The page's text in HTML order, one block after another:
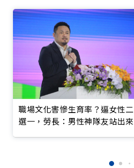
職場文化害慘生育率？逼女性二
選一，勞長：男性神隊友站出來